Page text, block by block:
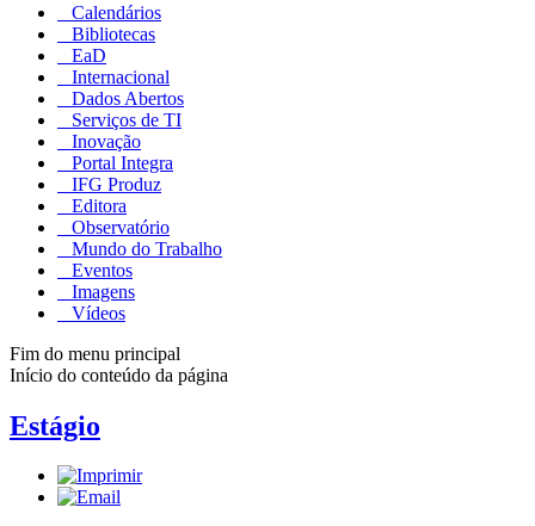
Calendários
Bibliotecas
EaD
Internacional
Dados Abertos
Serviços de TI
Inovação
Portal Integra
IFG Produz
Editora
Observatório
Mundo do Trabalho
Eventos
Imagens
Vídeos
Fim do menu principal
Início do conteúdo da página
Estágio